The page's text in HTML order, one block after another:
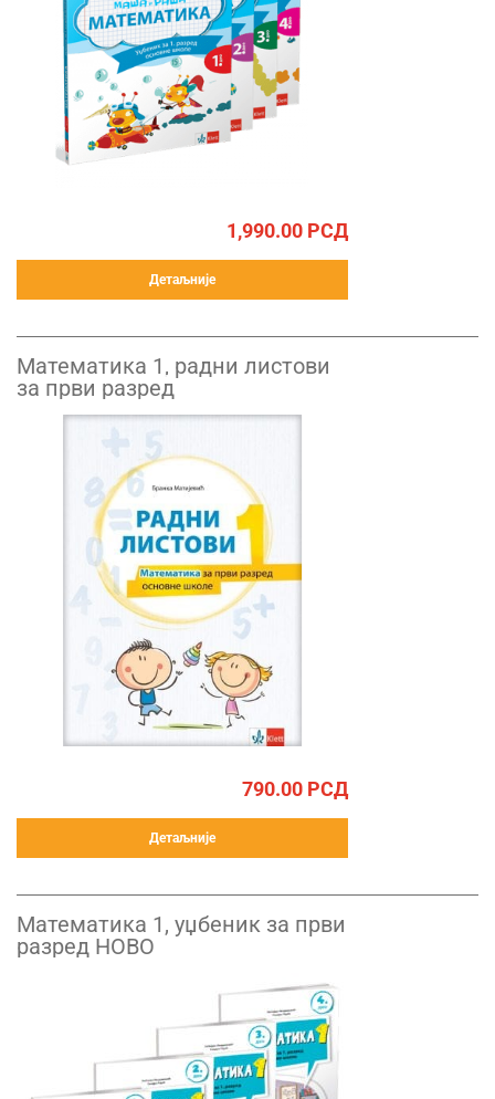
1,990.00 РСД
Детаљније
Математика 1, радни листови
за први разред
790.00 РСД
Детаљније
Математика 1, уџбеник за први
разред НОВО